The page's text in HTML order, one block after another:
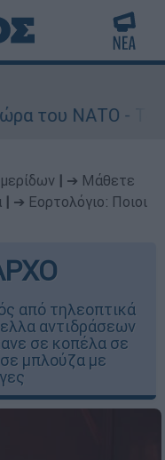
βασικά
➔ Μάθετε
➔ Εορτολόγιο: Ποιοι
από τηλεοπτικά
αντιδράσεων
σε κοπέλα σε
μπλούζα με